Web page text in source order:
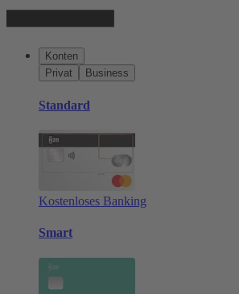
Konten
Privat
Business
Standard
Kostenloses Banking
Smart